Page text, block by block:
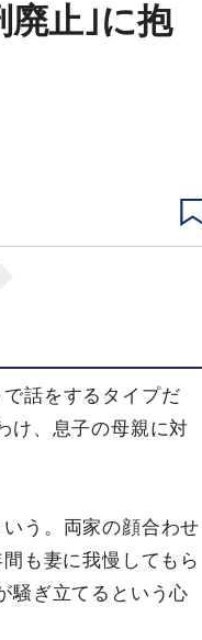
廃止｣に抱
話をするタイプだ
け、息子の母親に対
う。両家の顔合わせ
も妻に我慢してもら
騒ぎ立てるという心